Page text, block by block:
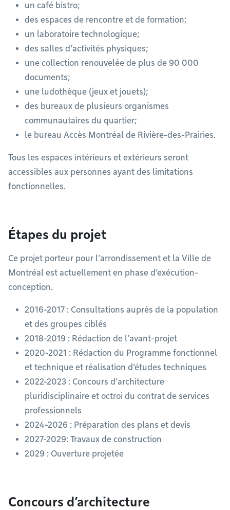
un café bistro;
des espaces de rencontre et de formation;
un laboratoire technologique;
des salles d’activités physiques;
une collection renouvelée de plus de 90 000
documents;
une ludothèque (jeux et jouets);
des bureaux de plusieurs organismes
communautaires du quartier;
le bureau Accès Montréal de Rivière-des-Prairies.
Tous les espaces intérieurs et extérieurs seront
accessibles aux personnes ayant des limitations
fonctionnelles.
Étapes du projet
Ce projet porteur pour l’arrondissement et la Ville de
Montréal est actuellement en phase d’exécution-
conception.
2016-2017 : Consultations auprès de la population
et des groupes ciblés
2018-2019 : Rédaction de l’avant-projet
2020-2021 : Rédaction du Programme fonctionnel
et technique et réalisation d’études techniques
2022-2023 : Concours d’architecture
pluridisciplinaire et octroi du contrat de services
professionnels
2024-2026 : Préparation des plans et devis
2027-2029: Travaux de construction
2029 : Ouverture projetée
Concours d’architecture